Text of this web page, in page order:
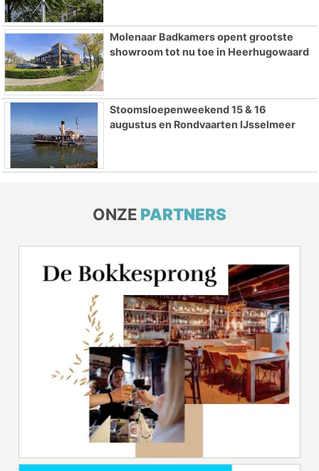
Molenaar Badkamers opent grootste
showroom tot nu toe in Heerhugowaard
Stoomsloepenweekend 15 & 16
augustus en Rondvaarten IJsselmeer
ONZE PARTNERS